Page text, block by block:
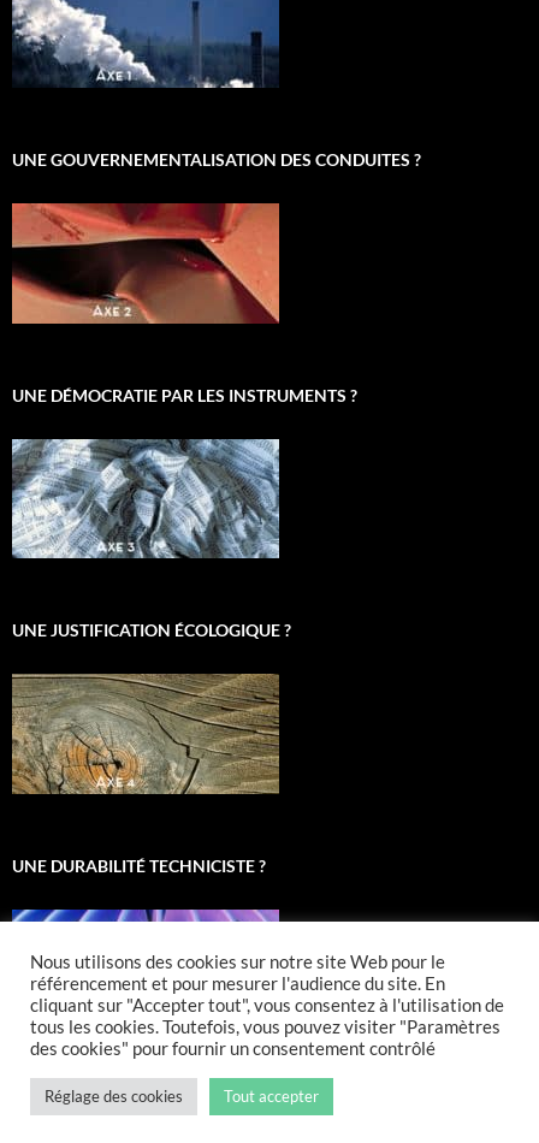
UNE GOUVERNEMENTALISATION DES CONDUITES ?
UNE DÉMOCRATIE PAR LES INSTRUMENTS ?
UNE JUSTIFICATION ÉCOLOGIQUE ?
UNE DURABILITÉ TECHNICISTE ?
Nous utilisons des cookies sur notre site Web pour le
référencement et pour mesurer l'audience du site. En
cliquant sur "Accepter tout", vous consentez à l'utilisation de
tous les cookies. Toutefois, vous pouvez visiter "Paramètres
des cookies" pour fournir un consentement contrôlé
Réglage des cookies Tout accepter